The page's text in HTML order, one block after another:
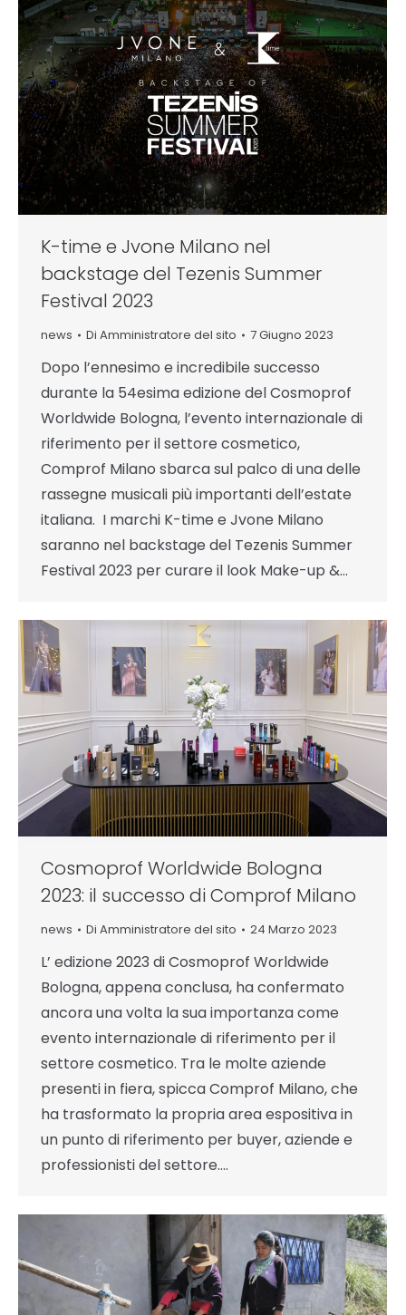
K-time e Jvone Milano nel
backstage del Tezenis Summer
Festival 2023
news Di Amministratore del sito 7 Giugno 2023
Dopo l’ennesimo e incredibile successo
durante la 54esima edizione del Cosmoprof
Worldwide Bologna, l’evento internazionale di
riferimento per il settore cosmetico,
Comprof Milano sbarca sul palco di una delle
rassegne musicali più importanti dell’estate
italiana. I marchi K-time e Jvone Milano
saranno nel backstage del Tezenis Summer
Festival 2023 per curare il look Make-up &…
Cosmoprof Worldwide Bologna
2023: il successo di Comprof Milano
news Di Amministratore del sito 24 Marzo 2023
L’ edizione 2023 di Cosmoprof Worldwide
Bologna, appena conclusa, ha confermato
ancora una volta la sua importanza come
evento internazionale di riferimento per il
settore cosmetico. Tra le molte aziende
presenti in fiera, spicca Comprof Milano, che
ha trasformato la propria area espositiva in
un punto di riferimento per buyer, aziende e
professionisti del settore.…